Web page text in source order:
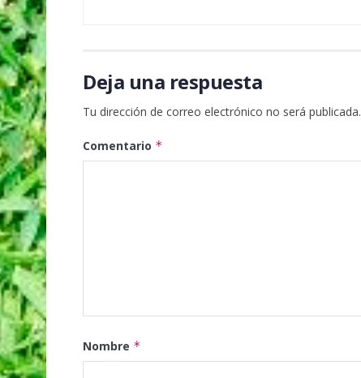
Deja una respuesta
Tu dirección de correo electrónico no será publicada.
Comentario *
Nombre *